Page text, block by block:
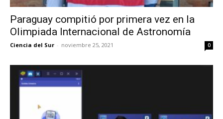
Paraguay compitió por primera vez en la
Olimpiada Internacional de Astronomía
Ciencia del Sur - noviembre 25, 2021 0